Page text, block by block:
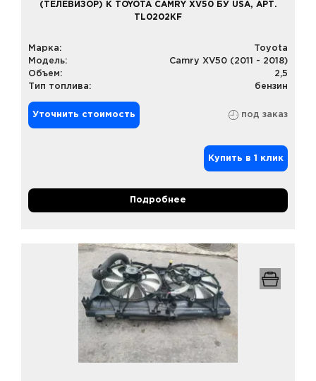
(ТЕЛЕВИЗОР) К TOYOTA CAMRY XV50 БУ USA, АРТ.
TL0202KF
Марка:
Toyota
Модель:
Camry XV50 (2011 - 2018)
Объем:
2,5
Тип топлива:
бензин
Уточнить стоимость под заказ
Купить в 1 клик
Подробнее